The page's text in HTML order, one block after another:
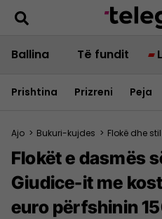
Ballina Të fundit
Prishtina Prizreni Peja
Ajo > Bukuri-kujdes > Flokë dhe stil
Flokët e dasmës
Giudice-it me
euro përfshinin